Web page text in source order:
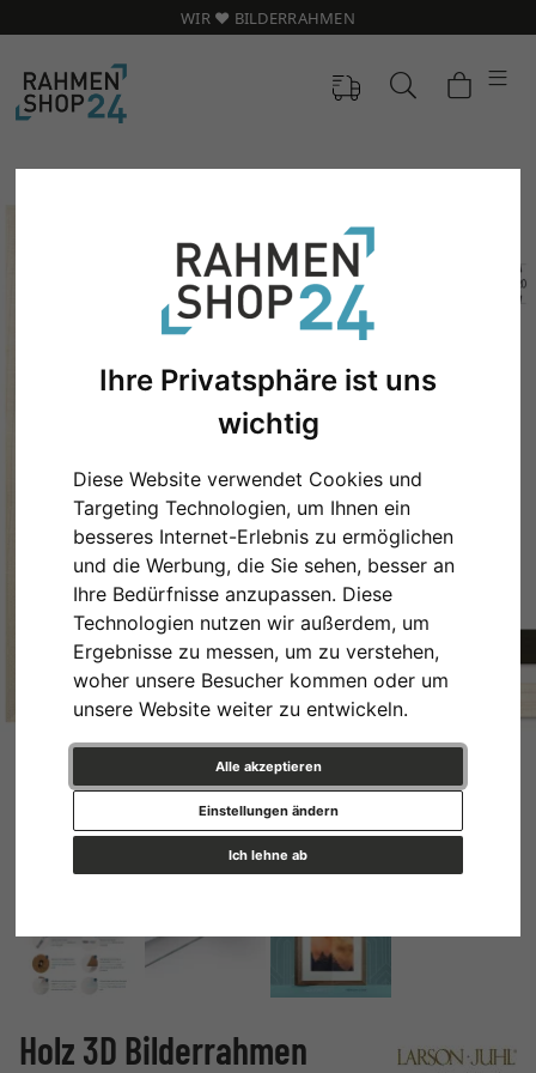
Ihre Privatsphäre ist uns
wichtig
Diese Website verwendet Cookies und
Targeting Technologien, um Ihnen ein
besseres Internet-Erlebnis zu ermöglichen
und die Werbung, die Sie sehen, besser an
Ihre Bedürfnisse anzupassen. Diese
Technologien nutzen wir außerdem, um
Ergebnisse zu messen, um zu verstehen,
woher unsere Besucher kommen oder um
unsere Website weiter zu entwickeln.
Alle akzeptieren
Ich lehne ab
Einstellungen ändern
WIR ❤️ BILDERRAHMEN
Zurück
Holz 3D Bilderrahmen